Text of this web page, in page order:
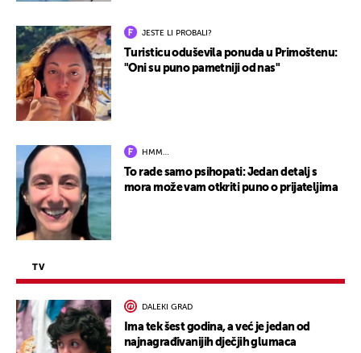
JESTE LI PROBALI?
Turisticu oduševila ponuda u Primoštenu:
"Oni su puno pametniji od nas"
HMM…
To rade samo psihopati: Jedan detalj s
mora može vam otkriti puno o prijateljima
TV
DALEKI GRAD
Ima tek šest godina, a već je jedan od
najnagrađivanijih dječjih glumaca